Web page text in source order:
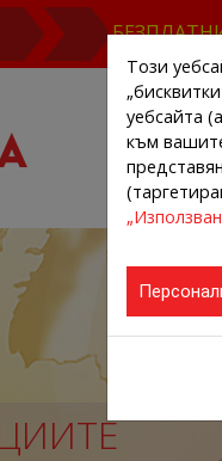
Този
уебсайта
към